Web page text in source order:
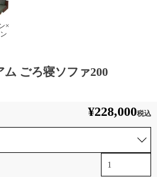
×
ごろ寝ソファ200
¥228,000税込